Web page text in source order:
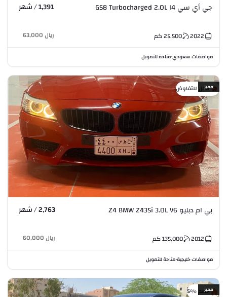
جي أي سي GS8 Turbocharged 2.0L I4 1,391 / شهر
2022
25,500كم ريال 63,000
مواصفات سعودي•متاحة للتمويل
قابل للتفاوضمميز
بي ام دبليو Z4 BMW Z435i 3.0L V6 2,763 / شهر
2012
135,000كم ريال 60,000
مواصفات خليجية•متاحة للتمويل
خصم %5مميز